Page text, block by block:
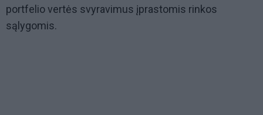
portfelio vertės svyravimus įprastomis rinkos
sąlygomis.